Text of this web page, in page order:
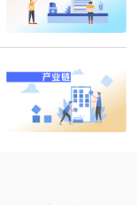
中医院的几名医
支付医疗费用的
死。新郑市中
向钱看，赔钱的